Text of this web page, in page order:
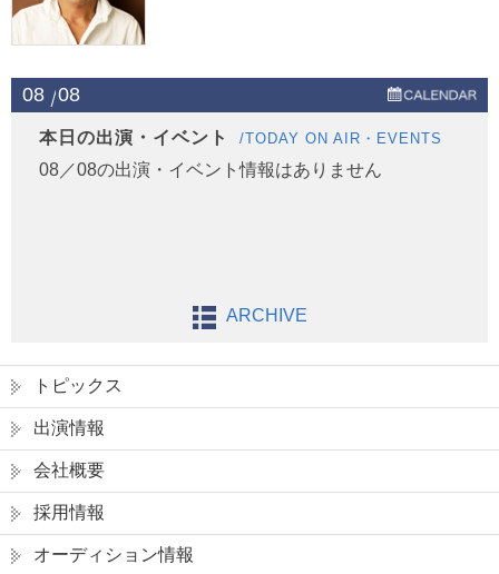
08 08
本日の出演・イベント /TODAY ON AIR・EVENTS
08／08の出演・イベント情報はありません
ARCHIVE
トピックス
出演情報
会社概要
採用情報
オーディション情報